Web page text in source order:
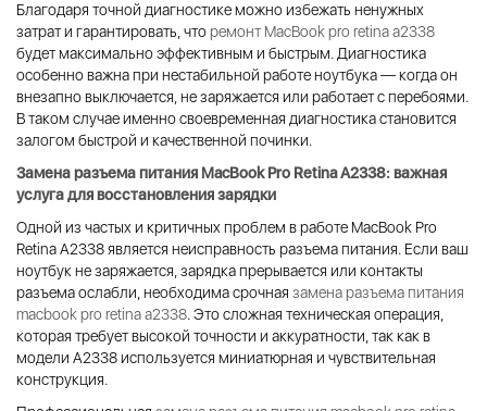
Благодаря точной диагностике можно избежать ненужных
затрат и гарантировать, что ремонт MacBook pro retina a2338
будет максимально эффективным и быстрым. Диагностика
особенно важна при нестабильной работе ноутбука — когда он
внезапно выключается, не заряжается или работает с перебоями.
В таком случае именно своевременная диагностика становится
залогом быстрой и качественной починки.
Замена разъема питания MacBook Pro Retina A2338: важная
услуга для восстановления зарядки
Одной из частых и критичных проблем в работе MacBook Pro
Retina A2338 является неисправность разъема питания. Если ваш
ноутбук не заряжается, зарядка прерывается или контакты
разъема ослабли, необходима срочная замена разъема питания
macbook pro retina a2338. Это сложная техническая операция,
которая требует высокой точности и аккуратности, так как в
модели A2338 используется миниатюрная и чувствительная
конструкция.